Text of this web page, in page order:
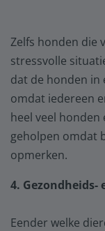
Zelfs honden die
stressvolle
dat de honden in
omdat iedereen
heel veel
geholpen omdat
opmerken.
4. Gezondheids-
Eender welke